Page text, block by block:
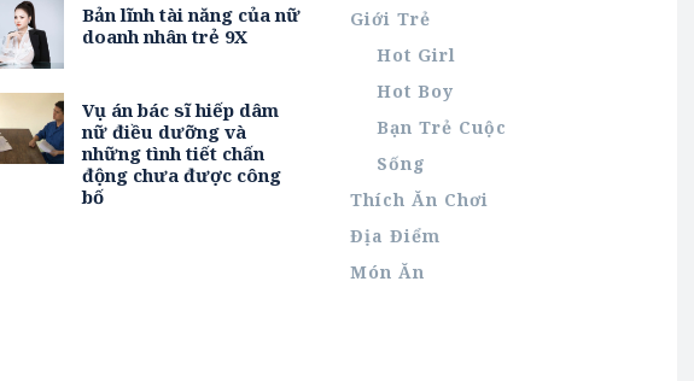
Bản lĩnh tài năng của nữ
doanh nhân trẻ 9X
Vụ án bác sĩ hiếp dâm
nữ điều dưỡng và
những tình tiết chấn
động chưa được công
bố
Giới Trẻ
Hot Girl
Hot Boy
Bạn Trẻ Cuộc
Sống
Thích Ăn Chơi
Địa Điểm
Món Ăn